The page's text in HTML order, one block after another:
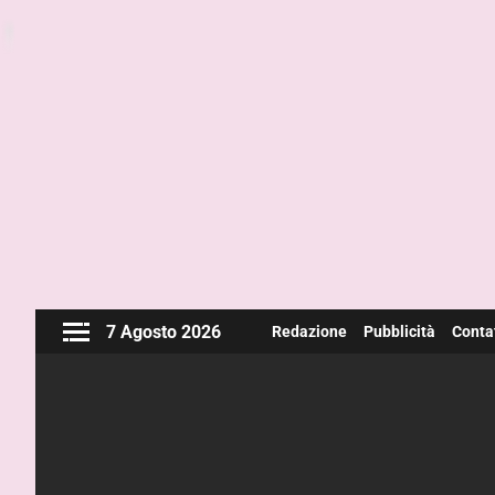
7 Agosto 2026 Redazione Pubblicità